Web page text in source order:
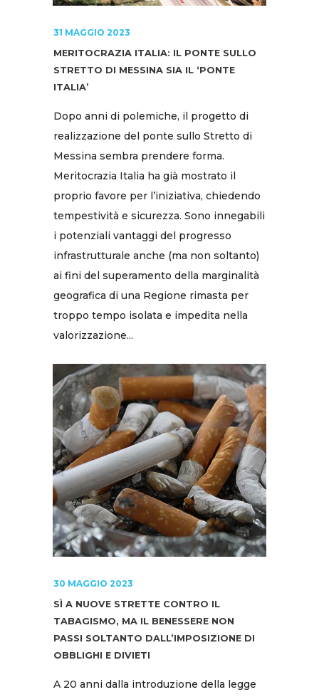
31 MAGGIO 2023
MERITOCRAZIA ITALIA: IL PONTE SULLO
STRETTO DI MESSINA SIA IL ‘PONTE
ITALIA’
Dopo anni di polemiche, il progetto di
realizzazione del ponte sullo Stretto di
Messina sembra prendere forma.
Meritocrazia Italia ha già mostrato il
proprio favore per l’iniziativa, chiedendo
tempestività e sicurezza. Sono innegabili
i potenziali vantaggi del progresso
infrastrutturale anche (ma non soltanto)
ai fini del superamento della marginalità
geografica di una Regione rimasta per
troppo tempo isolata e impedita nella
valorizzazione...
30 MAGGIO 2023
SÌ A NUOVE STRETTE CONTRO IL
TABAGISMO, MA IL BENESSERE NON
PASSI SOLTANTO DALL’IMPOSIZIONE DI
OBBLIGHI E DIVIETI
A 20 anni dalla introduzione della legge